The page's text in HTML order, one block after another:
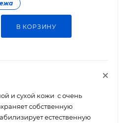
В КОРЗИНУ
и сухой кожи с очень
собственную
естественную